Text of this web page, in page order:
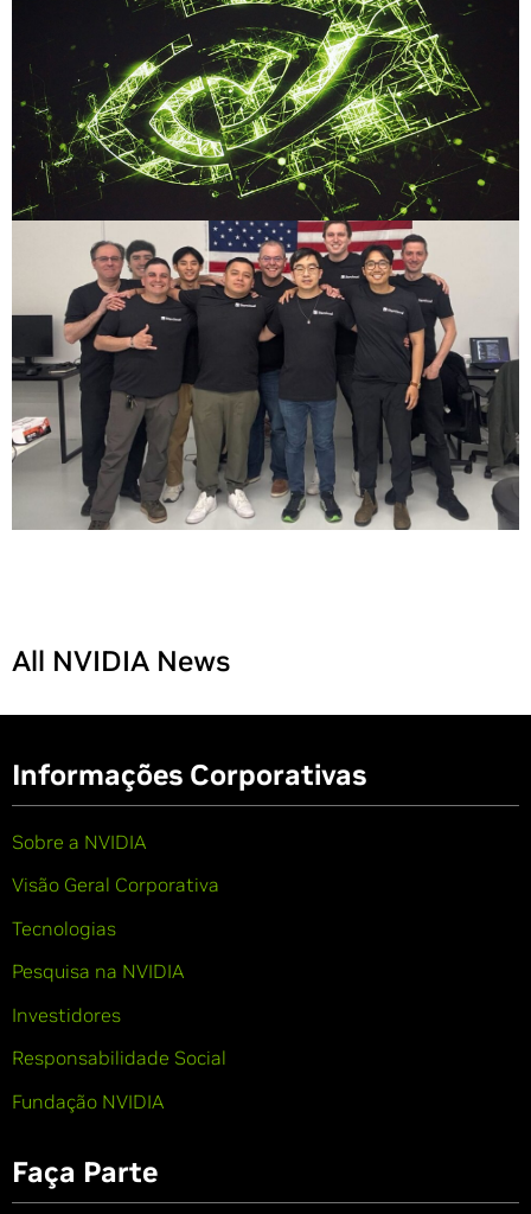
All NVIDIA News
Informações Corporativas
Sobre a NVIDIA
Visão Geral Corporativa
Tecnologias
Pesquisa na NVIDIA
Investidores
Responsabilidade Social
Fundação NVIDIA
Faça Parte